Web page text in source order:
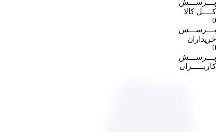
پـــرســـش
کــــل کالا
0
پـــرســـش
خریداران
0
پـــرســـش
کاربـــــران